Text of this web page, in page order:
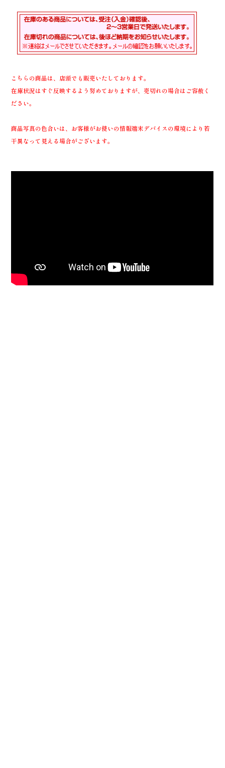
こちらの商品は、店頭でも販売いたしております。
在庫状況はすぐ反映するよう努めておりますが、売切れの場合はご容赦く
ださい。
商品写真の色合いは、お客様がお使いの情報端末デバイスの環境により若
干異なって見える場合がございます。